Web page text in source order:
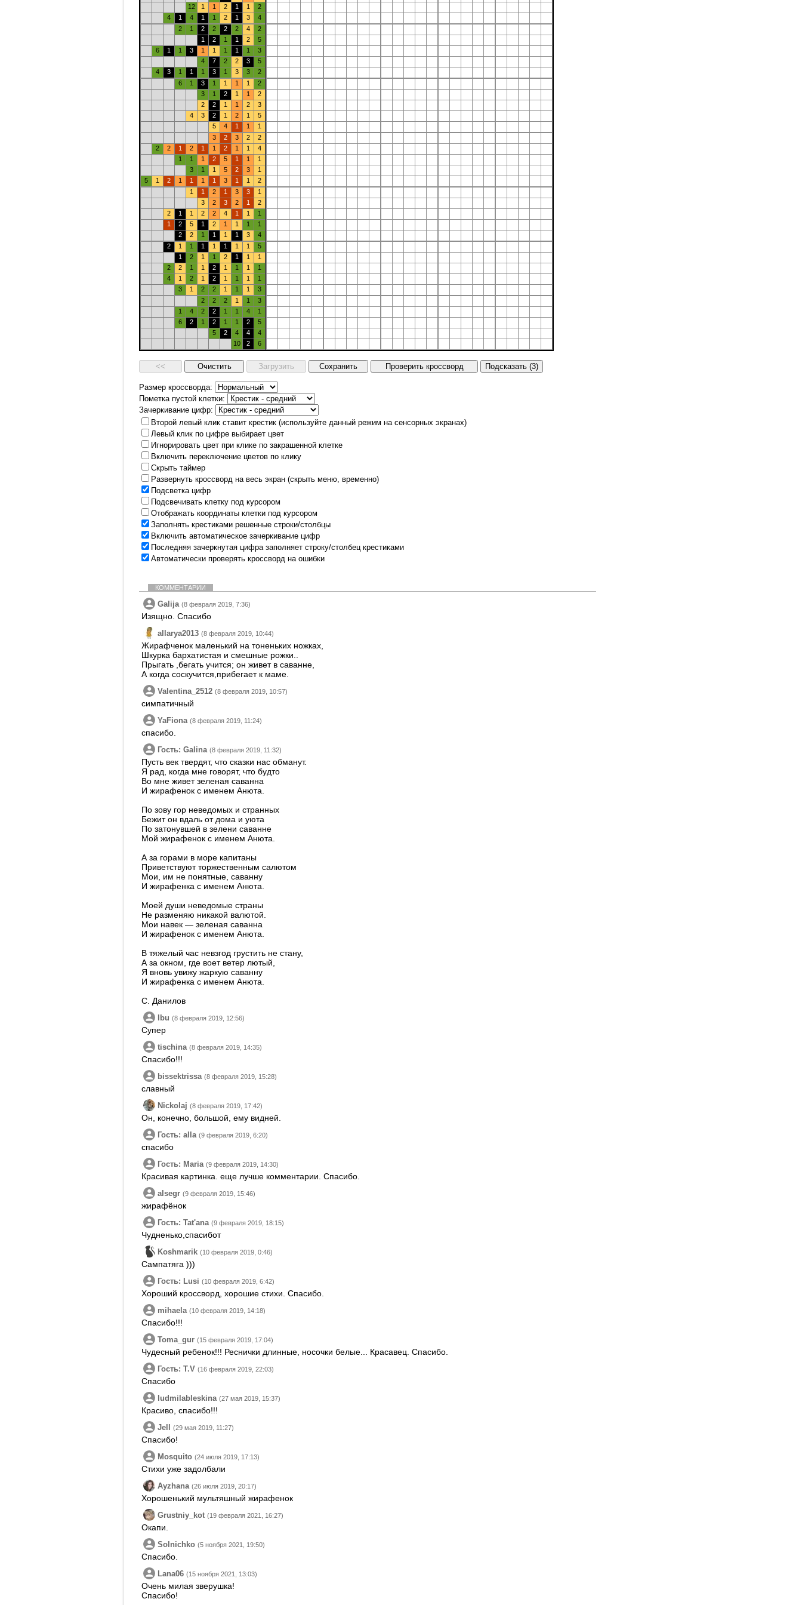
12
1 1 2 1 1
2
4
1 4 1 1 2 1 3
4
2
1 2 2 2 2 4
2
1
2 1 1 2
5
6
1 1 3 1 1 1 1 1
3
4
7 2 2 3
5
4
3 1 1 1 3 1 3 3
2
6
1 3 1 1 1 1
2
3
1 2 1 1
2
2
2 1 1 2
3
4
3 2 1 2 1
5
5
4 1 1
1
3
2 3 2
2
2
2 1 2 1 1 2 1 1
4
1
1 1 2 5 1 1
1
3
1 1 5 2 3
1
5
1 2 1 1 1 1 3 1 1
2
1
1 2 1 3 3
1
3
2 3 2 1
2
2
1 1 2 2 4 1 1
1
1
2 5 1 2 1 1 1
1
2
2 1 1 1 1 3
4
2
1 1 1 1 1 1 1
5
1
2 1 1 2 1 1
1
2
2 1 1 2 1 1 1
1
4
1 2 1 2 1 1 1
1
3
1 2 2 1 1 1
3
2
2 2 1 1
3
1
4 2 2 1 1 4
1
6
2 1 2 1 1 2
5
5
2 4 4
4
10
2 6
Размер кроссворда:
Пометка пустой клетки:
Зачеркивание цифр:
Второй левый клик ставит крестик (используйте данный режим на сенсорных экранах)
Левый клик по цифре выбирает цвет
Игнорировать цвет при клике по закрашенной клетке
Включить переключение цветов по клику
Скрыть таймер
Развернуть кроссворд на весь экран (скрыть меню, временно)
Подсветка цифр
Подсвечивать клетку под курсором
Отображать координаты клетки под курсором
Заполнять крестиками решенные строки/столбцы
Включить автоматическое зачеркивание цифр
Последняя зачеркнутая цифра заполняет строку/столбец крестиками
Автоматически проверять кроссворд на ошибки
КОММЕНТАРИИ
Galija (8 февраля 2019, 7:36)
Изящно. Спасибо
allarya2013 (8 февраля 2019, 10:44)
Жирафченок маленький на тоненьких ножках,
Шкурка бархатистая и смешные рожки..
Прыгать ,бегать учится; он живет в саванне,
А когда соскучится,прибегает к маме.
Valentina_2512 (8 февраля 2019, 10:57)
симпатичный
YaFiona (8 февраля 2019, 11:24)
спасибо.
Гость: Galina (8 февраля 2019, 11:32)
Пусть век твердят, что сказки нас обманут.
Я рад, когда мне говорят, что будто
Во мне живет зеленая саванна
И жирафенок с именем Анюта.
По зову гор неведомых и странных
Бежит он вдаль от дома и уюта
По затонувшей в зелени саванне
Мой жирафенок с именем Анюта.
А за горами в море капитаны
Приветствуют торжественным салютом
Мои, им не понятные, саванну
И жирафенка с именем Анюта.
Моей души неведомые страны
Не разменяю никакой валютой.
Мои навек — зеленая саванна
И жирафенок с именем Анюта.
В тяжелый час невзгод грустить не стану,
А за окном, где воет ветер лютый,
Я вновь увижу жаркую саванну
И жирафенка с именем Анюта.
С. Данилов
Ibu (8 февраля 2019, 12:56)
Супер
tischina (8 февраля 2019, 14:35)
Спасибо!!!
bissektrissa (8 февраля 2019, 15:28)
славный
Nickolaj (8 февраля 2019, 17:42)
Он, конечно, большой, ему видней.
Гость: alla (9 февраля 2019, 6:20)
спасибо
Гость: Maria (9 февраля 2019, 14:30)
Красивая картинка. еще лучше комментарии. Спасибо.
alsegr (9 февраля 2019, 15:46)
жирафёнок
Гость: Tatʹana (9 февраля 2019, 18:15)
Чудненько,спасибот
Koshmarik (10 февраля 2019, 0:46)
Сампатяга )))
Гость: Lusi (10 февраля 2019, 6:42)
Хороший кроссворд, хорошие стихи. Спасибо.
mihaela (10 февраля 2019, 14:18)
Спасибо!!!
Toma_gur (15 февраля 2019, 17:04)
Чудесный ребенок!!! Реснички длинные, носочки белые... Красавец. Спасибо.
Гость: T.V (16 февраля 2019, 22:03)
Спасибо
ludmilableskina (27 мая 2019, 15:37)
Красиво, спасибо!!!
Jell (29 мая 2019, 11:27)
Спасибо!
Mosquito (24 июля 2019, 17:13)
Стихи уже задолбали
Ayzhana (26 июля 2019, 20:17)
Хорошенький мультяшный жирафенок
Grustniy_kot (19 февраля 2021, 16:27)
Окапи.
Solnichko (5 ноября 2021, 19:50)
Спасибо.
Lana06 (15 ноября 2021, 13:03)
Очень милая зверушка!
Спасибо!